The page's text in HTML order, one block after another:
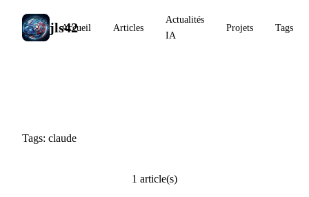
jls42
Accueil Articles
Actualités
IA
Projets Tags
Tags: claude
1 article(s)